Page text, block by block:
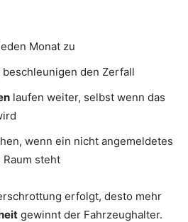
Monat zu
beschleunigen den Zerfall
laufen weiter, selbst wenn das
wenn ein nicht angemeldetes
steht
erfolgt, desto mehr
gewinnt der Fahrzeughalter.